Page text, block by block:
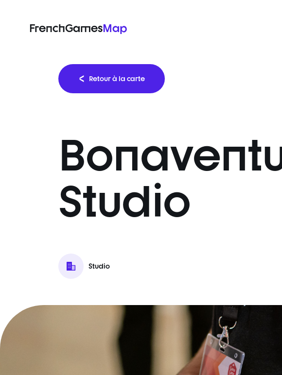
FrenchGamesMap
Retour à la carte
Studio
Studio